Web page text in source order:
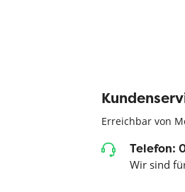
Erreichbar von
Telefon:
Wir sind